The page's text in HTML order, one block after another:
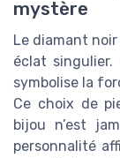
mystère
Le diamant
éclat singulier.
symbolise la
Ce choix de
bijou n’est
personnalité